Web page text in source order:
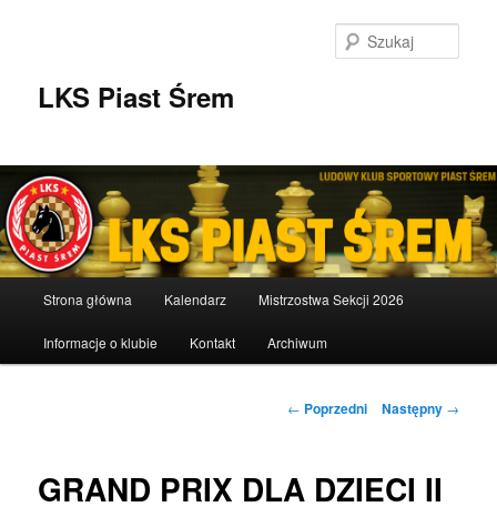
LKS Piast Śrem
Strona główna Kalendarz Mistrzostwa Sekcji 2026
Informacje o klubie Kontakt Archiwum
Nawigacja
← Poprzedni Następny →
GRAND PRIX DLA DZIECI II